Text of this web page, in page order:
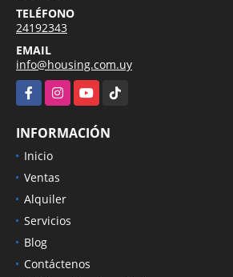
TELÉFONO
24192343
EMAIL
info@housing.com.uy
FacebookInstagramYouTubeTikTok
INFORMACIÓN
Inicio
Ventas
Alquiler
Servicios
Blog
Contáctenos